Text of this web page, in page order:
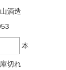
酒造
本
切れ